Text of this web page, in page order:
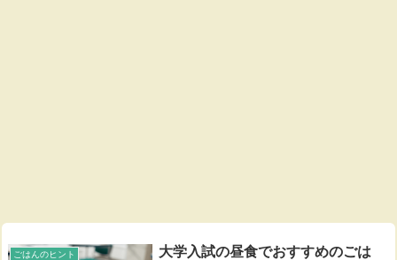
ごはんのヒント
大学入試の昼食でおすすめのごは